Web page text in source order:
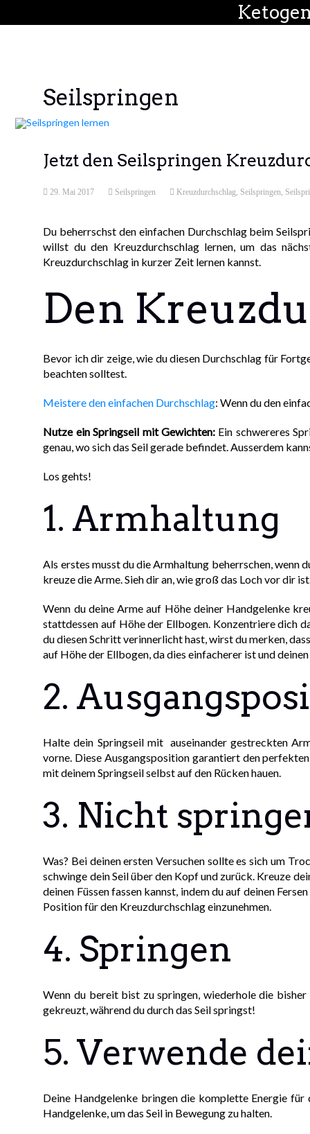
Seilspringen
Jetzt den Seilspringen
29. Mai 2017 Seilspringen Kreuzdurchschlag, Seilspringen,
Du beherrschst den einfachen Durchschlag beim
willst du den Kreuzdurchschlag lernen, um das
Kreuzdurchschlag in kurzer Zeit lernen kannst.
Den
Bevor ich dir zeige, wie du diesen Durchschlag für
beachten solltest.
Meistere den einfachen Durchschlag: Wenn du den
Nutze ein Springseil mit Gewichten: Ein schwereres
genau, wo sich das Seil gerade befindet. Ausserdem
Los gehts!
1. Armhaltung
Als erstes musst du die Armhaltung beherrschen, wenn
kreuze die Arme. Sieh dir an, wie groß das Loch vor dir
Wenn du deine Arme auf Höhe deiner Handgelenke
stattdessen auf Höhe der Ellbogen. Konzentriere dich
du diesen Schritt verinnerlicht hast, wirst du merken,
auf Höhe der Ellbogen, da dies einfacherer ist und
2.
Halte dein Springseil mit auseinander gestreckten
vorne. Diese Ausgangsposition garantiert den
mit deinem Springseil selbst auf den Rücken hauen.
3. Nicht
Was? Bei deinen ersten Versuchen sollte es sich um
schwinge dein Seil über den Kopf und zurück. Kreuze
deinen Füssen fassen kannst, indem du auf deinen
Position für den Kreuzdurchschlag einzunehmen.
4. Springen
Wenn du bereit bist zu springen, wiederhole die
gekreuzt, während du durch das Seil springst!
5. Verwende
Deine Handgelenke bringen die komplette Energie für
Handgelenke, um das Seil in Bewegung zu halten.